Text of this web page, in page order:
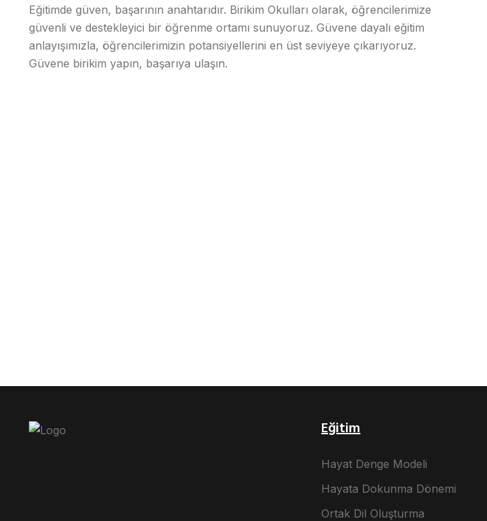
Eğitimde güven, başarının anahtarıdır. Birikim Okulları olarak, öğrencilerimize
güvenli ve destekleyici bir öğrenme ortamı sunuyoruz. Güvene dayalı eğitim
anlayışımızla, öğrencilerimizin potansiyellerini en üst seviyeye çıkarıyoruz.
Güvene birikim yapın, başarıya ulaşın.
Eğitim
Hayat Denge Modeli
Hayata Dokunma Dönemi
Ortak Dil Oluşturma